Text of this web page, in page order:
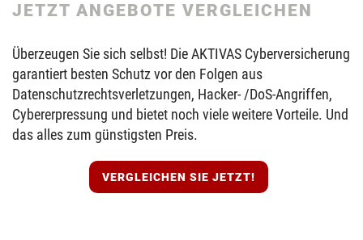
JETZT ANGEBOTE VERGLEICHEN
Überzeugen Sie sich selbst! Die AKTIVAS Cyberversicherung
garantiert besten Schutz vor den Folgen aus
Datenschutzrechtsverletzungen, Hacker- /DoS-Angriffen,
Cybererpressung und bietet noch viele weitere Vorteile. Und
das alles zum günstigsten Preis.
VERGLEICHEN SIE JETZT!